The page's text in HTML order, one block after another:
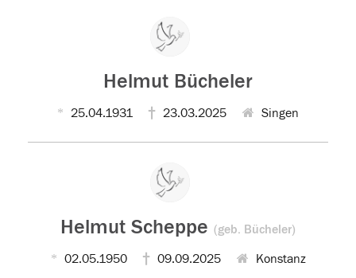
Helmut Bücheler
25.04.1931 23.03.2025 Singen
Helmut Scheppe (geb. Bücheler)
02.05.1950 09.09.2025 Konstanz